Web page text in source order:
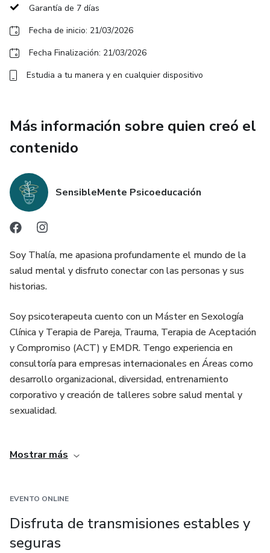
Garantía de 7 días
Fecha de inicio: 21/03/2026
Fecha Finalización: 21/03/2026
Estudia a tu manera y en cualquier dispositivo
Más información sobre quien creó el
contenido
SensibleMente Psicoeducación
Soy Thalía, me apasiona profundamente el mundo de la
salud mental y disfruto conectar con las personas y sus
historias.
Soy psicoterapeuta cuento con un Máster en Sexología
Clí­nica y Terapia de Pareja, Trauma, Terapia de Aceptación
y Compromiso (ACT) y EMDR. Tengo experiencia en
consultoría para empresas internacionales en Áreas como
desarrollo organizacional, diversidad, entrenamiento
corporativo y creación de talleres sobre salud mental y
sexualidad.
consultoría a nivel nacional e internacional.
Mostrar más
EVENTO ONLINE
Disfruta de transmisiones estables y
seguras